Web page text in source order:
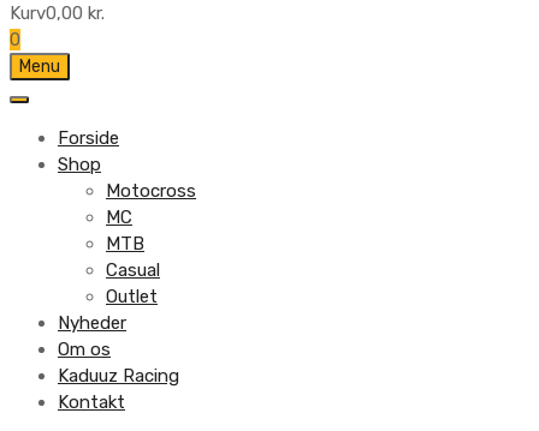
Kurv0,00 kr.
0
Menu
Forside
Shop
Motocross
MC
MTB
Casual
Outlet
Nyheder
Om os
Kaduuz Racing
Kontakt